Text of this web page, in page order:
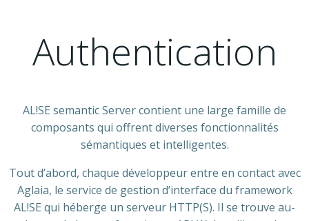
Authentication
AL!SE semantic Server contient une large famille de
composants qui offrent diverses fonctionnalités
sémantiques et intelligentes.
Tout d’abord, chaque développeur entre en contact avec
Aglaia, le service de gestion d’interface du framework
AL!SE qui héberge un serveur HTTP(S). Il se trouve au-